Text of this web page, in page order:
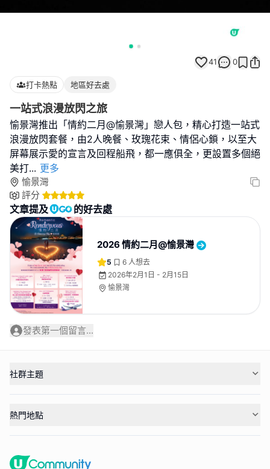
41 0
打卡熱點 地區好去處
一站式浪漫放閃之旅
愉景灣推出「情約二月@愉景灣」戀人包，精心打造一站式
浪漫放閃套餐，由2人晚餐、玫瑰花束、情侶心鎖，以至大
屏幕展示愛的宣言及回程船飛，都一應俱全，更設置多個絕
美打... 更多
愉景灣
評分
文章提及 的好去處
2026 情約二月@愉景灣
5 6 人想去
2026年2月1日 - 2月15日
愉景灣
發表第一個留言...
社群主題
熱門地點